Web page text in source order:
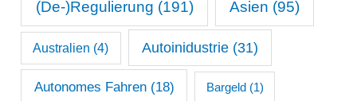
a
(De-)Regulierung (191) Asien (95)
Australien (4) Autoinidustrie(31)
Autonomes Fahren(18) Bargeld(1)